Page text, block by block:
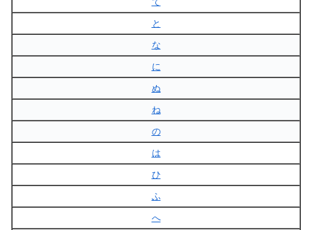
と
な
に
ぬ
ね
の
は
ひ
ふ
へ